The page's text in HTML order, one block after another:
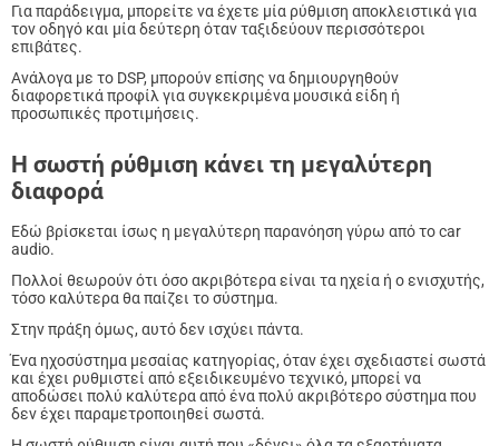
Για παράδειγμα, μπορείτε να έχετε μία ρύθμιση αποκλειστικά για
τον οδηγό και μία δεύτερη όταν ταξιδεύουν περισσότεροι
επιβάτες.
Ανάλογα με το DSP, μπορούν επίσης να δημιουργηθούν
διαφορετικά προφίλ για συγκεκριμένα μουσικά είδη ή
προσωπικές προτιμήσεις.
Η σωστή ρύθμιση κάνει τη μεγαλύτερη
διαφορά
Εδώ βρίσκεται ίσως η μεγαλύτερη παρανόηση γύρω από το car
audio.
Πολλοί θεωρούν ότι όσο ακριβότερα είναι τα ηχεία ή ο ενισχυτής,
τόσο καλύτερα θα παίζει το σύστημα.
Στην πράξη όμως, αυτό δεν ισχύει πάντα.
Ένα ηχοσύστημα μεσαίας κατηγορίας, όταν έχει σχεδιαστεί σωστά
και έχει ρυθμιστεί από εξειδικευμένο τεχνικό, μπορεί να
αποδώσει πολύ καλύτερα από ένα πολύ ακριβότερο σύστημα που
δεν έχει παραμετροποιηθεί σωστά.